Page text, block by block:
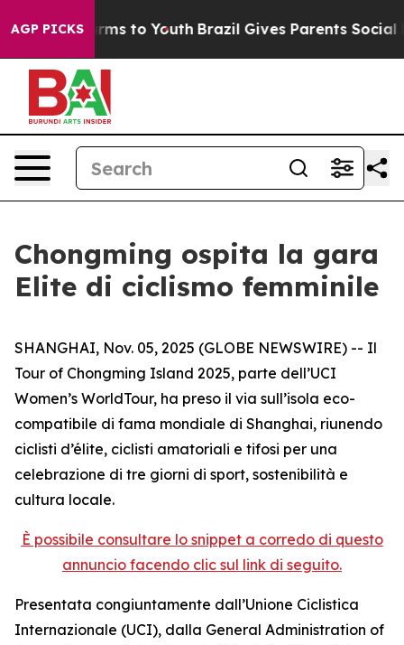
AGP PICKS
Harms to Youth Brazil Gives Parents Social
Chongming ospita la gara
Elite di ciclismo femminile
SHANGHAI, Nov. 05, 2025 (GLOBE NEWSWIRE) -- Il
Tour of Chongming Island 2025, parte dell’UCI
Women’s WorldTour, ha preso il via sull’isola eco-
compatibile di fama mondiale di Shanghai, riunendo
ciclisti d’élite, ciclisti amatoriali e tifosi per una
celebrazione di tre giorni di sport, sostenibilità e
cultura locale.
È possibile consultare lo snippet a corredo di questo
annuncio facendo clic sul link di seguito.
Presentata congiuntamente dall’Unione Ciclistica
Internazionale (UCI), dalla General Administration of